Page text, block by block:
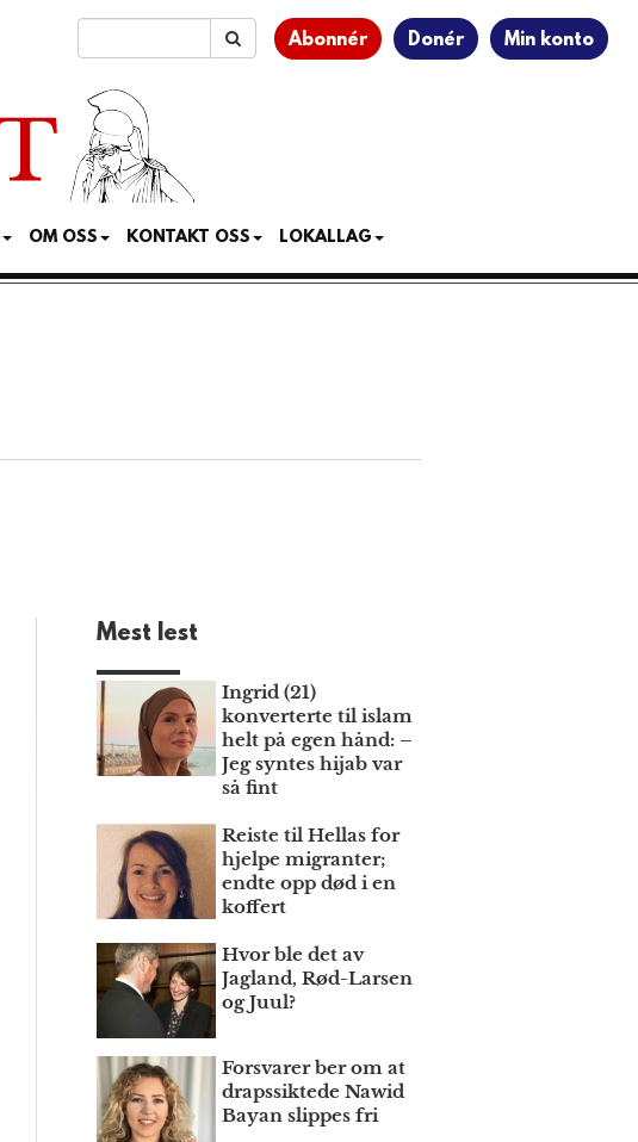
Abonnér Donér Min konto
OM OSS KONTAKT OSS LOKALLAG
Mest lest
Ingrid (21)
konverterte til islam
helt på egen hånd: –
Jeg syntes hijab var
så fint
Reiste til Hellas for
hjelpe migranter;
endte opp død i en
koffert
Hvor ble det av
Jagland, Rød-Larsen
og Juul?
Forsvarer ber om at
draps­siktede Nawid
Bayan slippes fri